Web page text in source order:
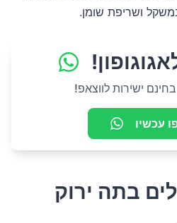
ושריפת שומן.
ישירות לווצאפ!
עכשיו
בתה ירוק